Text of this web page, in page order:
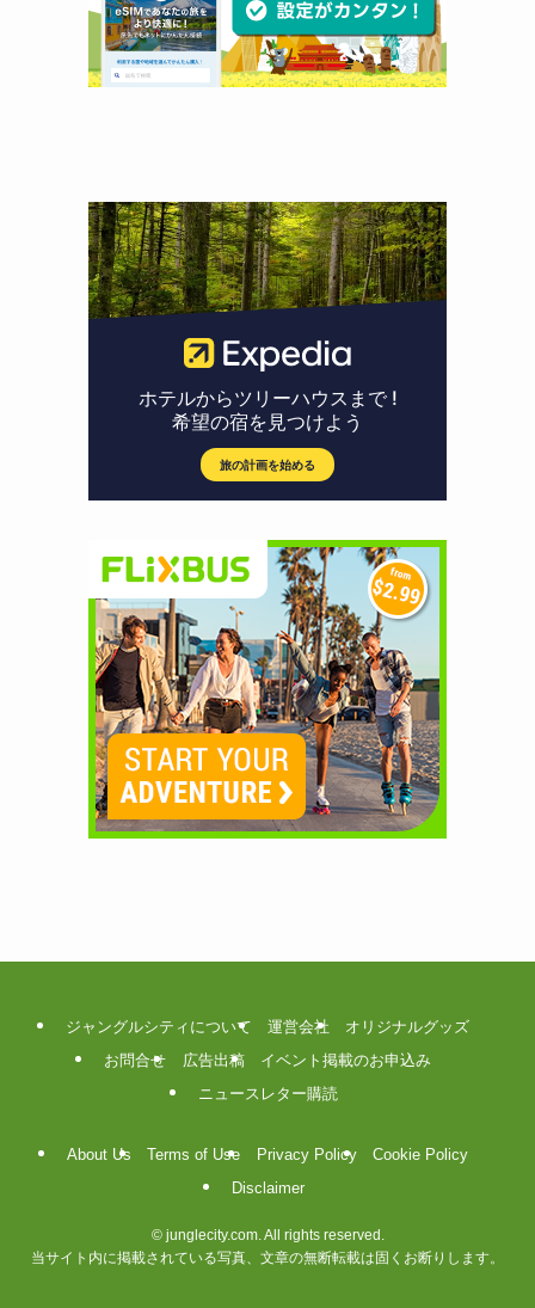
ジャングルシティについて 運営会社
オリジナルグッズ
お問合せ
広告出稿
イベント掲載のお申込み
ニュースレター購読
About Us Terms of Use Privacy Policy
Cookie Policy
Disclaimer
©junglecity.com. All rights reserved.
当サイト内に掲載されている写真、文章の無断転載は固くお断りします。